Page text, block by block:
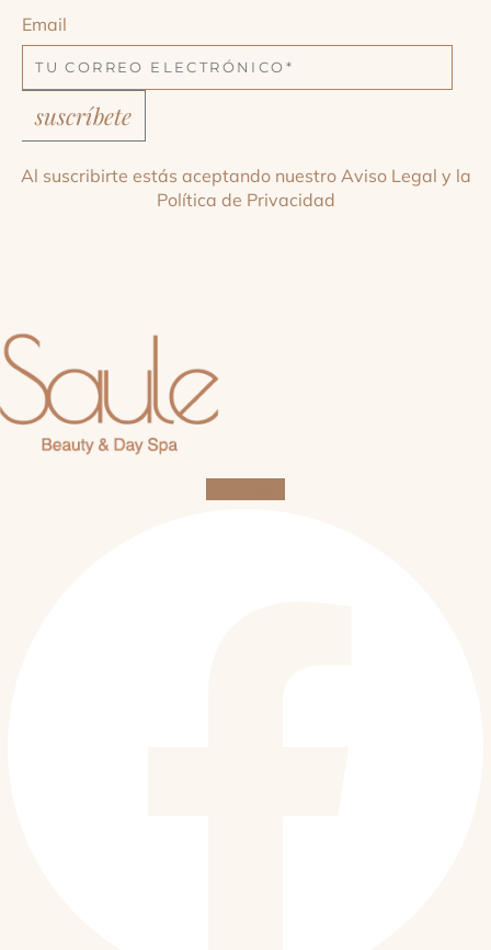
Email
suscríbete
Al suscribirte estás aceptando nuestro Aviso Legal y la
Política de Privacidad